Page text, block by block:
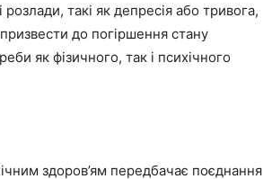
розлади, такі як депресія або тривога,
до погіршення стану
як фізичного, так і психічного
здоров’ям передбачає поєднання